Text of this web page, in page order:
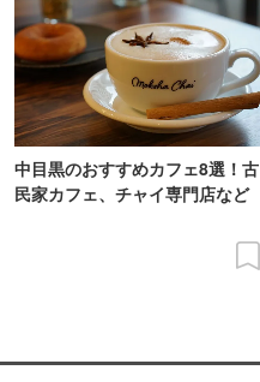
中目黒のおすすめカフェ8選！古
民家カフェ、チャイ専門店など